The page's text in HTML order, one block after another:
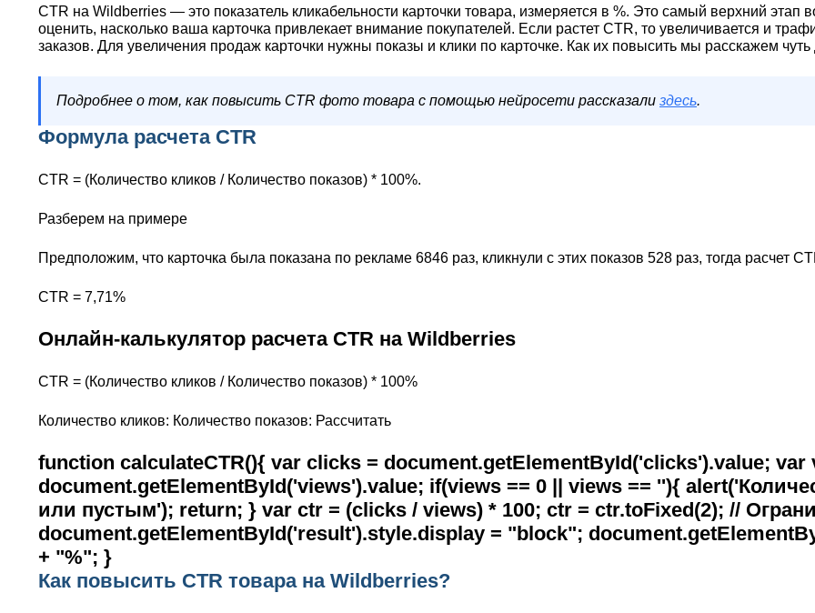
CTR на Wildberries — это показатель кликабельности карточки товара, измеряется в %. Это самый верхний
оценить, насколько ваша карточка привлекает внимание покупателей. Если растет CTR, то увеличивается и
заказов. Для увеличения продаж карточки нужны показы и клики по карточке. Как их повысить мы расскажем
Подробнее о том, как повысить CTR фото товара с помощью нейросети рассказали здесь.
Формула расчета CTR
CTR = (Количество кликов / Количество показов) * 100%.
Разберем на примере
Предположим, что карточка была показана по рекламе 6846 раз, кликнули с этих показов 528 раз, тогда расчет
CTR = 7,71%
Онлайн-калькулятор расчета CTR на Wildberries
CTR = (Количество кликов / Количество показов) * 100%
Количество кликов: Количество показов: Рассчитать
function calculateCTR(){ var clicks = document.getElementById('clicks').value; var
document.getElementById('views').value; if(views == 0 || views == ''){
или пустым'); return; } var ctr = (clicks / views) * 100; ctr = ctr.toFixed(2); //
document.getElementById('result').style.display = "block";
+ "%"; }
Как повысить CTR товара на Wildberries?